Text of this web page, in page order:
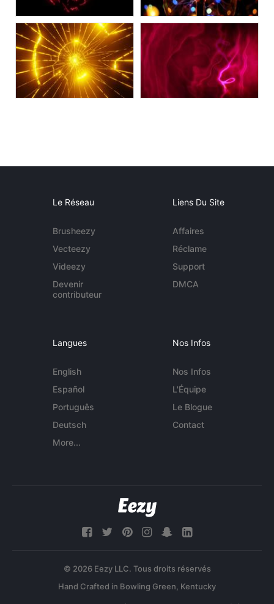
Le Réseau
Brusheezy
Vecteezy
Videezy
Devenir
contributeur
Liens Du Site
Affaires
Réclame
Support
DMCA
Langues
English
Español
Português
Deutsch
More...
Nos Infos
Nos Infos
L'Équipe
Le Blogue
Contact
© 2026 Eezy LLC. Tous droits réservés